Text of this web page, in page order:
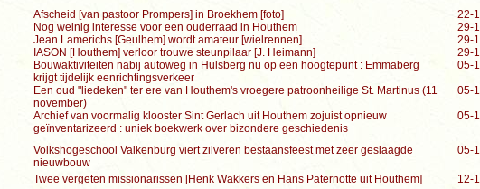
Afscheid [van pastoor Prompers] in Broekhem [foto]
22-
Nog weinig interesse voor een ouderraad in Houthem
29-
Jean Lamerichs [Geulhem] wordt amateur [wielrennen]
29-
IASON [Houthem] verloor trouwe steunpilaar [J. Heimann]
29-
Bouwaktiviteiten nabij autoweg in Hulsberg nu op een hoogtepunt : Emmaberg
krijgt tijdelijk eenrichtingsverkeer
05-
Een oud "liedeken" ter ere van Houthem's vroegere patroonheilige St. Martinus (11
november)
05-
Archief van voormalig klooster Sint Gerlach uit Houthem zojuist opnieuw
geïnventarizeerd : uniek boekwerk over bizondere geschiedenis
05-
Volkshogeschool Valkenburg viert zilveren bestaansfeest met zeer geslaagde
nieuwbouw
05-
Twee vergeten missionarissen [Henk Wakkers en Hans Paternotte uit Houthem]
12-